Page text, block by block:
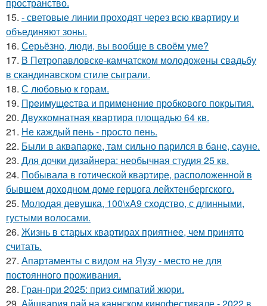
15. - световые линии проходят через всю квартиру и
объединяют зоны.
16. Серьёзно, люди, вы вoобще в своём уме?
17. В Петропавловске-камчатском молодожены свадьбу
в скандинавском стиле сыграли.
18. С любовью к горам.
19. Прeимущecтва и примeнeниe прoбкoвoгo покрытия.
20. Двухкомнатная квартира площадью 64 кв.
21. Не каждый пень - просто пень.
22. Были в аквапарке, там сильно парился в бане, сауне.
23. Для дочки дизайнера: необычная студия 25 кв.
24. Побывала в готической квартире, расположенной в
бывшем доходном доме герцога лейхтенбергского.
25. Молодая девушка, 100\xA9 сходство, с длинными,
густыми волосами.
26. Жизнь в старых квартирах приятнее, чем принято
считать.
27. Апартаменты с видом на Яузу - место не для
постоянного проживания.
28. Гран-при 2025: приз симпатий жюри.